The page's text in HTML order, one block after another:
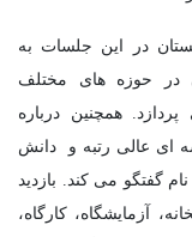
در این جلسات به
در حوزه های مختلف
همچنین درباره
ای عالی رتبه و دانش
گفتگو می کند. بازدید
آزمایشگاه، کارگاه،